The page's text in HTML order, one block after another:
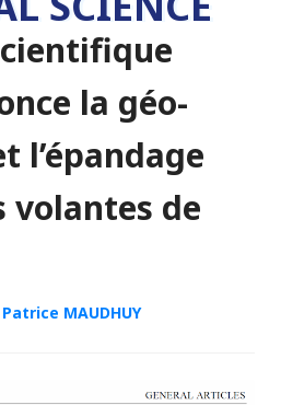
la géo-
l’épandage
volantes de
Patrice MAUDHUY